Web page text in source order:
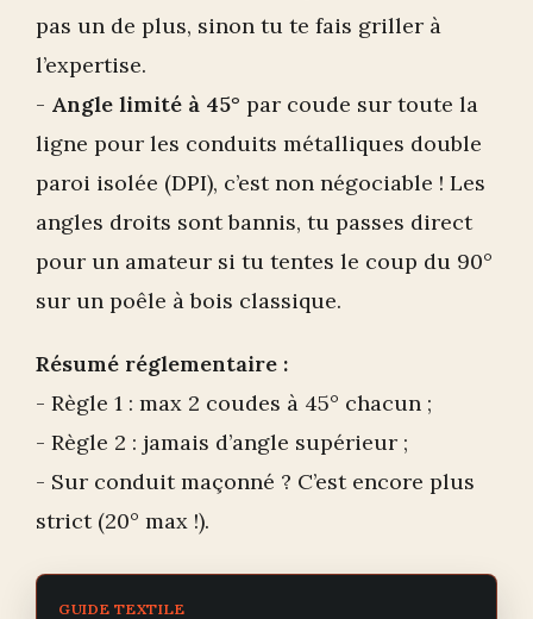
pas un de plus, sinon tu te fais griller à
l’expertise.
- Angle limité à 45° par coude sur toute la
ligne pour les conduits métalliques double
paroi isolée (DPI), c’est non négociable ! Les
angles droits sont bannis, tu passes direct
pour un amateur si tu tentes le coup du 90°
sur un poêle à bois classique.
Résumé réglementaire :
- Règle 1 : max 2 coudes à 45° chacun ;
- Règle 2 : jamais d’angle supérieur ;
- Sur conduit maçonné ? C’est encore plus
strict (20° max !).
GUIDE TEXTILE